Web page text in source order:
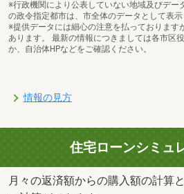
※行政機関により公表していない地域及びデー
の政令指定都市は、市全体のデータとして表示
※提供データには細心の注意を払っております
あります。 最新の情報につきましては各市区
か、自治体HPなどをご確認ください。
情報の見方
住宅ローンシミュ
月々の返済額からの購入額の計算